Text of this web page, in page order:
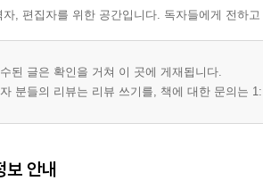
자, 편집자를 위한 공간입니다. 독자들에게 전하
된 글은 확인을 거쳐 이 곳에 게재됩니다.
분들의 리뷰는 리뷰 쓰기를, 책에 대한 문의는
보 안내